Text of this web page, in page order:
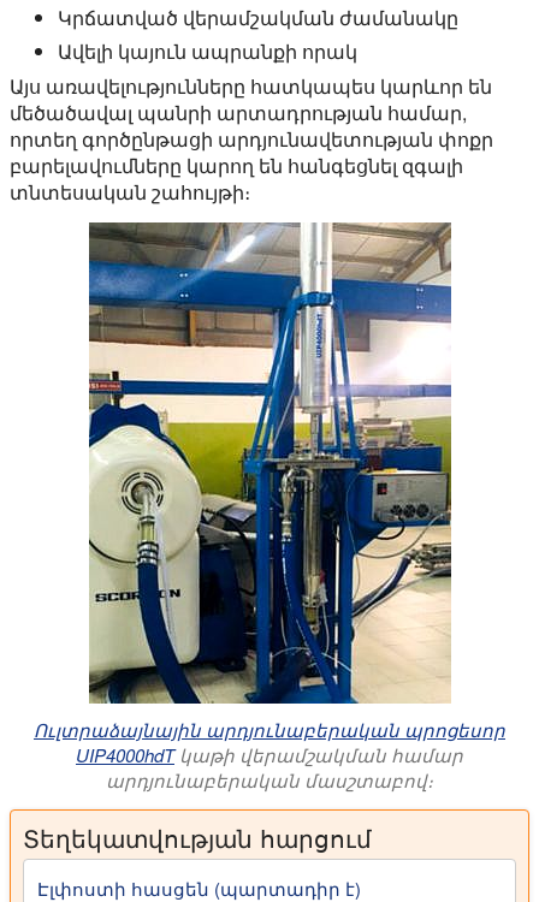
Կրճատված վերամշակման ժամանակը
Ավելի կայուն ապրանքի որակ
Այս առավելությունները հատկապես կարևոր են
մեծածավալ պանրի արտադրության համար,
որտեղ գործընթացի արդյունավետության փոքր
բարելավումները կարող են հանգեցնել զգալի
տնտեսական շահույթի։
Ուլտրաձայնային արդյունաբերական պրոցեսոր
UIP4000hdTկաթի վերամշակման համար
արդյունաբերական մասշտաբով։
Տեղեկատվության հարցում
Էլփոստի հասցեն (պարտադիր է)